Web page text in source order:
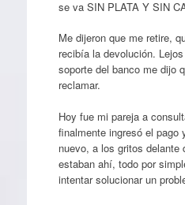
se va SIN PLATA Y SIN
Me dijeron que me retire,
recibía la devolución.
soporte del banco me dijo
reclamar.
Hoy fue mi pareja a
finalmente ingresó el pago
nuevo, a los gritos delante
estaban ahí, todo por
intentar solucionar un